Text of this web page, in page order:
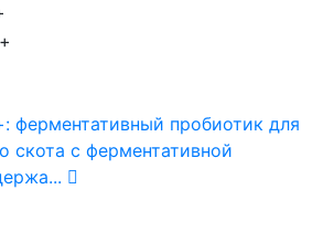
ферментативный пробиотик для
скота с ферментативной